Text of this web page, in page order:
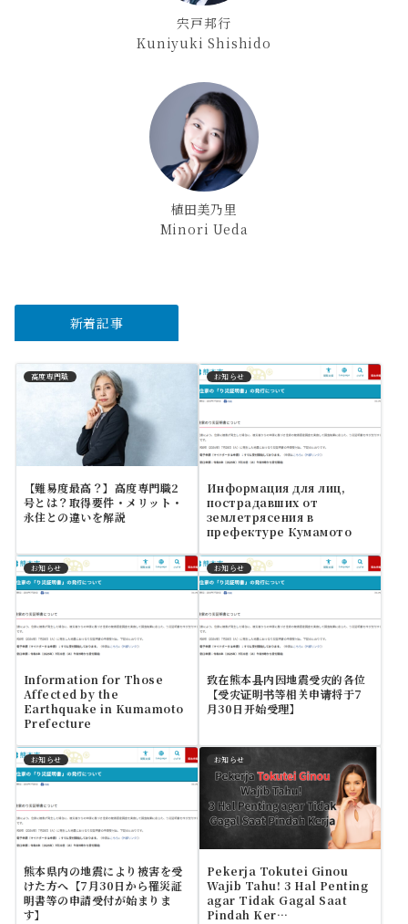
宍戸邦行
Kuniyuki Shishido
植田美乃里
Minori Ueda
新着記事
高度専門職
【難易度最高？】高度専門職2
号とは？取得要件・メリット・
永住との違いを解説
お知らせ
Информация для лиц,
пострадавших от
землетрясения в
префектуре Кумамото
お知らせ
Information for Those
Affected by the
Earthquake in Kumamoto
Prefecture
お知らせ
致在熊本县内因地震受灾的各位
【受灾证明书等相关申请将于7
月30日开始受理】
お知らせ
熊本県内の地震により被害を受
けた方へ【7月30日から罹災証
明書等の申請受付が始まりま
す】
お知らせ
Pekerja Tokutei Ginou
Wajib Tahu! 3 Hal Penting
agar Tidak Gagal Saat
Pindah Ker…